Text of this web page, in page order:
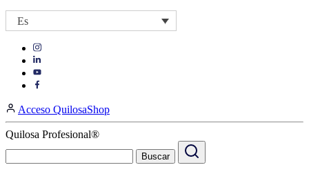
Es
Visit
https://www.instagram.com/quilosa_selena/
Visit
our
Visit
page
https://www.facebook.com/QuilosaSelenaIberia/
page
Acceso QuilosaShop
Quilosa Profesional®